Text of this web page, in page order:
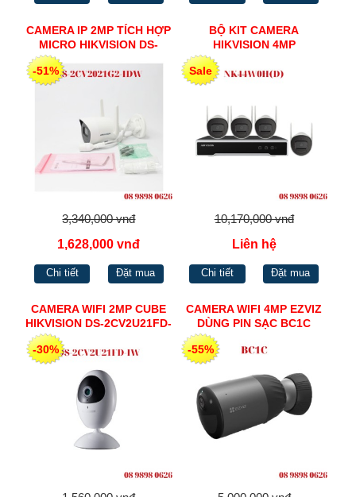
CAMERA IP 2MP TÍCH HỢP
MICRO HIKVISION DS-
2CV2021G2-IDW
-51%
3,340,000 vnđ
1,628,000 vnđ
Chi tiết Đặt mua
BỘ KIT CAMERA
HIKVISION 4MP
Sale
10,170,000 vnđ
Liên hệ
Chi tiết Đặt mua
CAMERA WIFI 2MP CUBE
HIKVISION DS-2CV2U21FD-
-30%
CAMERA WIFI 4MP EZVIZ
DÙNG PIN SẠC BC1C
-55%